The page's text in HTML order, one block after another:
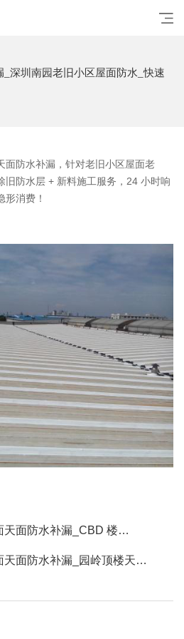
深圳南园老旧小区屋面防水_快速
面防水补漏，针对老旧小区屋面老
旧防水层 + 新料施工服务，24 小时响
形消费！
天面防水补漏_CBD 楼…
天面防水补漏_园岭顶楼天…